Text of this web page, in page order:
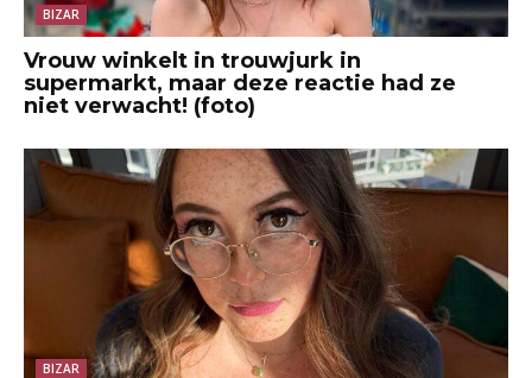
BIZAR
Vrouw winkelt in trouwjurk in
supermarkt, maar deze reactie had ze
niet verwacht! (foto)
BIZAR